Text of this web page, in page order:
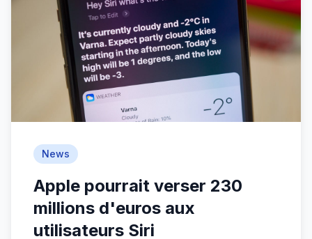
News
Apple pourrait verser 230
millions d'euros aux
utilisateurs Siri